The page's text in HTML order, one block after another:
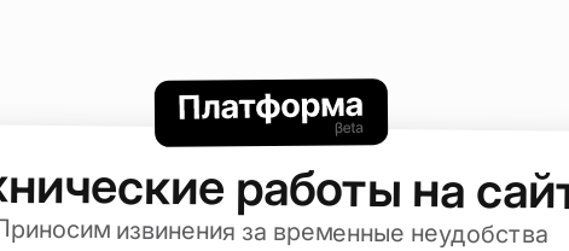
работы на
извинения за временные неудобства